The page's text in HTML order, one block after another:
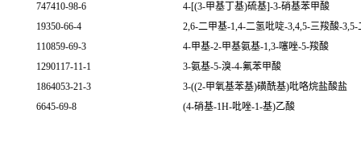
747410-98-6
4-[(3-甲基丁基)硫基]-3-硝基苯甲酸
19350-66-4
2,6-二甲基-1,4-二氢吡啶-3,4,5-三羧酸-3,5-
110859-69-3
4-甲基-2-甲基氨基-1,3-噻唑-5-羧酸
1290117-11-1
3-氨基-5-溴-4-氟苯甲酸
1864053-21-3
3-((2-甲氧基苯基)磺酰基)吡咯烷盐酸盐
6645-69-8
(4-硝基-1H-吡唑-1-基)乙酸